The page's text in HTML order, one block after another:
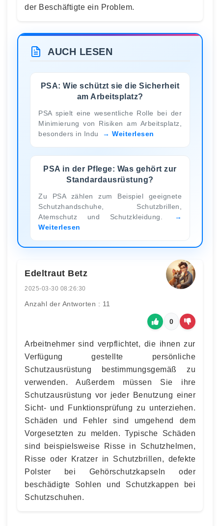
der Beschäftigte ein Problem.
AUCH LESEN
PSA: Wie schützt sie die Sicherheit
am Arbeitsplatz?
PSA spielt eine wesentliche Rolle bei der
Minimierung von Risiken am Arbeitsplatz,
besonders in Indu
Weiterlesen
PSA in der Pflege: Was gehört zur
Standardausrüstung?
Zu PSA zählen zum Beispiel geeignete
Schutzhandschuhe, Schutzbrillen,
Atemschutz und Schutzkleidung.
Weiterlesen
Edeltraut Betz
2025-03-30 08:26:30
Anzahl der Antworten : 11
0
Arbeitnehmer sind verpflichtet, die ihnen zur
Verfügung gestellte persönliche
Schutzausrüstung bestimmungsgemäß zu
verwenden. Außerdem müssen Sie ihre
Schutzausrüstung vor jeder Benutzung einer
Sicht- und Funktionsprüfung zu unterziehen.
Schäden und Fehler sind umgehend dem
Vorgesetzten zu melden. Typische Schäden
sind beispielsweise Risse in Schutzhelmen,
Risse oder Kratzer in Schutzbrillen, defekte
Polster bei Gehörschutzkapseln oder
beschädigte Sohlen und Schutzkappen bei
Schutzschuhen.